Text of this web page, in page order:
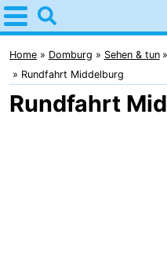
Home
Domburg
Tipps
Home Domburg Sehen & tun
Rundfahrt Middelburg
Rundfahrt